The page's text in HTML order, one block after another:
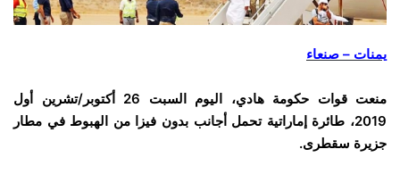
يمنات – صنعاء
منعت قوات حكومة هادي، اليوم السبت 26 أكتوبر/تشرين أول
2019، طائرة إماراتية تحمل أجانب بدون فيزا من الهبوط في مطار
جزيرة سقطرى.